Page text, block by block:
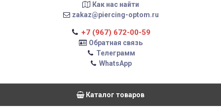
Как нас найти
zakaz@piercing-optom.ru
+7 (967) 672-00-59
Обратная связь
Телеграмм
WhatsApp
Каталог товаров